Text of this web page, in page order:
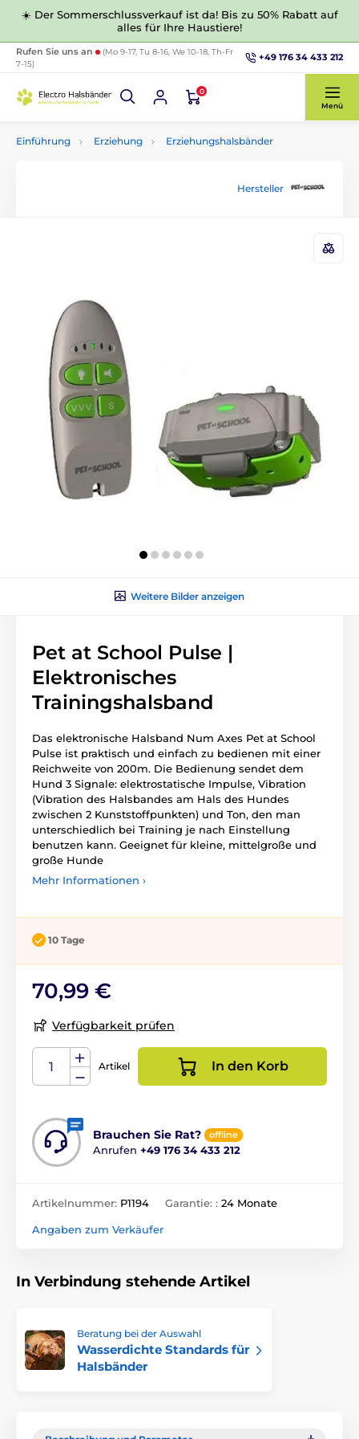
☀️ Der Sommerschlussverkauf ist da! Bis zu 50% Rabatt auf
alles für Ihre Haustiere!
Rufen Sie uns an
(Mo 9-17, Tu 8-16, We 10-18, Th-Fr
7-15)
+49 176 34 433 212
0
Menü
Einführung Erziehung Erziehungshalsbänder
Hersteller
Weitere Bilder anzeigen
Pet at School Pulse |
Elektronisches
Trainingshalsband
Das elektronische Halsband Num Axes Pet at School
Pulse ist praktisch und einfach zu bedienen mit einer
Reichweite von 200m. Die Bedienung sendet dem
Hund 3 Signale: elektrostatische Impulse, Vibration
(Vibration des Halsbandes am Hals des Hundes
zwischen 2 Kunststoffpunkten) und Ton, den man
unterschiedlich bei Training je nach Einstellung
benutzen kann. Geeignet für kleine, mittelgroße und
große Hunde
Mehr Informationen ›
10 Tage
70,99 €
Verfügbarkeit prüfen
Artikel In den Korb
Brauchen Sie Rat? offline
Anrufen +49 176 34 433 212
Artikelnummer: P1194 Garantie: : 24 Monate
Angaben zum Verkäufer
In Verbindung stehende Artikel
Beratung bei der Auswahl
Wasserdichte Standards für
Halsbänder